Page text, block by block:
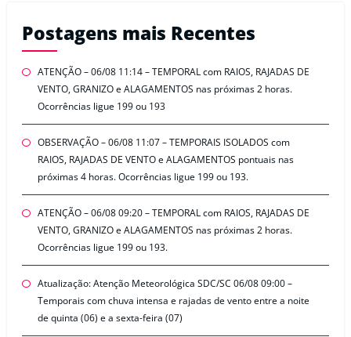
Postagens mais Recentes
ATENÇÃO – 06/08 11:14 – TEMPORAL com RAIOS, RAJADAS DE
VENTO, GRANIZO e ALAGAMENTOS nas próximas 2 horas.
Ocorrências ligue 199 ou 193
OBSERVAÇÃO – 06/08 11:07 – TEMPORAIS ISOLADOS com
RAIOS, RAJADAS DE VENTO e ALAGAMENTOS pontuais nas
próximas 4 horas. Ocorrências ligue 199 ou 193.
ATENÇÃO – 06/08 09:20 – TEMPORAL com RAIOS, RAJADAS DE
VENTO, GRANIZO e ALAGAMENTOS nas próximas 2 horas.
Ocorrências ligue 199 ou 193.
Atualização: Atenção Meteorológica SDC/SC 06/08 09:00 –
Temporais com chuva intensa e rajadas de vento entre a noite
de quinta (06) e a sexta-feira (07)